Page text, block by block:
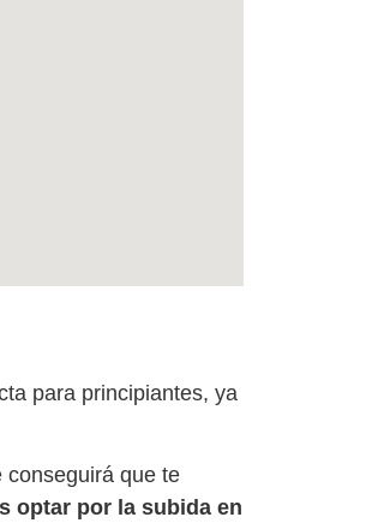
para principiantes, ya
conseguirá que te
optar por la subida en